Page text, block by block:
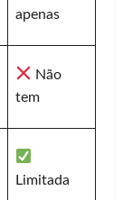
apenas
Não
tem
Limitada